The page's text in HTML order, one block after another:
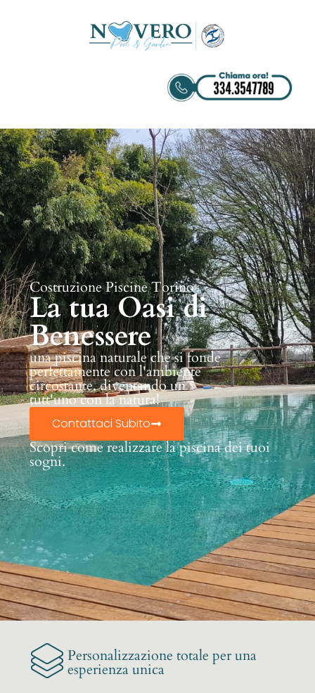
Costruzione Piscine Torino
La tua Oasi di
Benessere
una piscina naturale che si fonde
perfettamente con l'ambiente
circostante, diventando un
tutt'uno con la natura!
Contattaci Subito
Scopri come realizzare la piscina dei tuoi
sogni.
Personalizzazione totale per una
esperienza unica